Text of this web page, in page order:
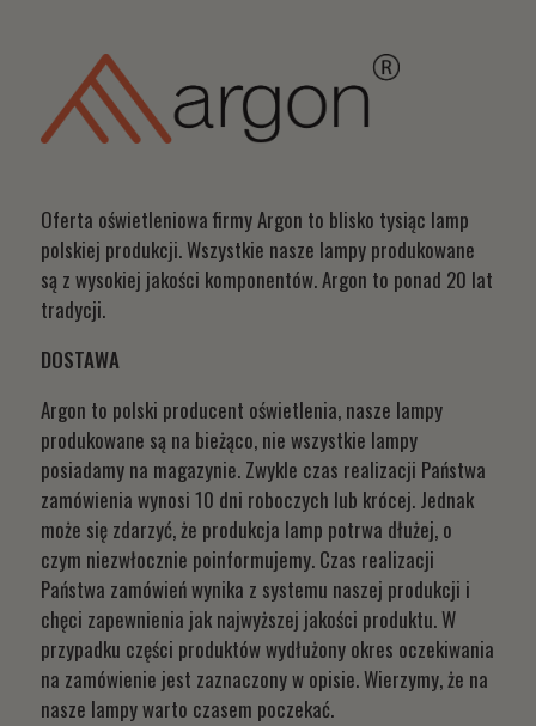
Oferta oświetleniowa firmy Argon to blisko tysiąc lamp
polskiej produkcji. Wszystkie nasze lampy produkowane
są z wysokiej jakości komponentów. Argon to ponad 20 lat
tradycji.
DOSTAWA
Argon to polski producent oświetlenia, nasze lampy
produkowane są na bieżąco, nie wszystkie lampy
posiadamy na magazynie. Zwykle czas realizacji Państwa
zamówienia wynosi 10 dni roboczych lub krócej. Jednak
może się zdarzyć, że produkcja lamp potrwa dłużej, o
czym niezwłocznie poinformujemy. Czas realizacji
Państwa zamówień wynika z systemu naszej produkcji i
chęci zapewnienia jak najwyższej jakości produktu. W
przypadku części produktów wydłużony okres oczekiwania
na zamówienie jest zaznaczony w opisie. Wierzymy, że na
nasze lampy warto czasem poczekać.